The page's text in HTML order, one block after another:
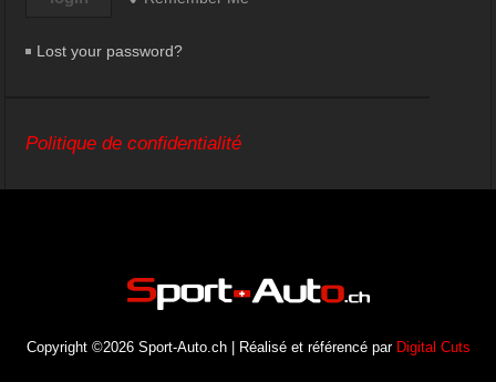
Lost your password?
Politique de confidentialité
Copyright ©2026 Sport-Auto.ch | Réalisé et référencé par Digital Cuts